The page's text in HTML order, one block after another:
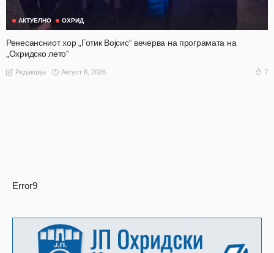
АКТУЕЛНО ОХРИД
Ренесансниот хор „Готик Војсис“ вечерва на програмата на
„Охридско лето“
Редакција Август 8, 2026 7
Error9